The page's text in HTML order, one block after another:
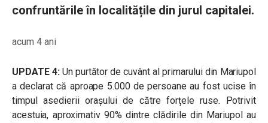
confruntările în localitățile din jurul capitalei.
acum 4 ani
UPDATE 4: Un purtător de cuvânt al primarului din Mariupol
a declarat că aproape 5.000 de persoane au fost ucise în
timpul asedierii orașului de către forțele ruse. Potrivit
acestuia, aproximativ 90% dintre clădirile din Mariupol au